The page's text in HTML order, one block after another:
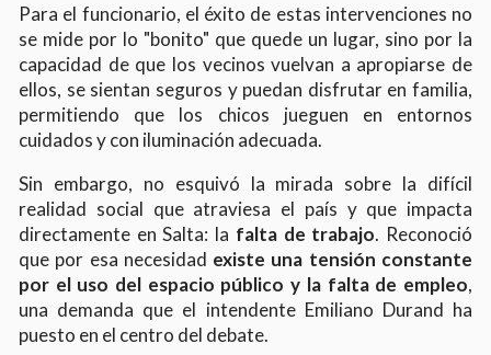
Para el funcionario, el éxito de estas intervenciones no
se mide por lo "bonito" que quede un lugar, sino por la
capacidad de que los vecinos vuelvan a apropiarse de
ellos, se sientan seguros y puedan disfrutar en familia,
permitiendo que los chicos jueguen en entornos
cuidados y con iluminación adecuada.
Sin embargo, no esquivó la mirada sobre la difícil
realidad social que atraviesa el país y que impacta
directamente en Salta: la falta de trabajo. Reconoció
que por esa necesidad existe una tensión constante
por el uso del espacio público y la falta de empleo,
una demanda que el intendente Emiliano Durand ha
puesto en el centro del debate.